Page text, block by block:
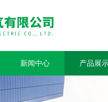
新闻中心 产品展